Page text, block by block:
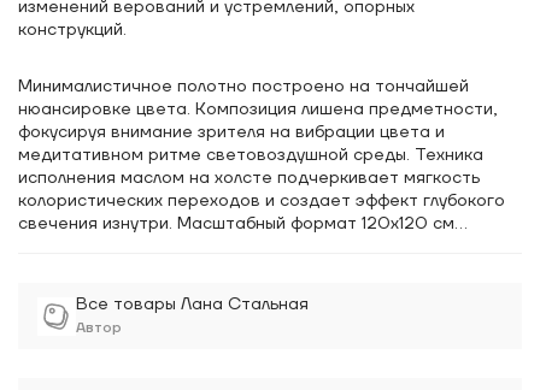
Все товары Лана Стальная
Автор
изменений верований и устремлений, опорных
конструкций.
Минималистичное полотно построено на тончайшей
нюансировке цвета. Композиция лишена предметности,
фокусируя внимание зрителя на вибрации цвета и
медитативном ритме световоздушной среды. Техника
исполнения маслом на холсте подчеркивает мягкость
колористических переходов и создает эффект глубокого
свечения изнутри. Масштабный формат 120х120 см